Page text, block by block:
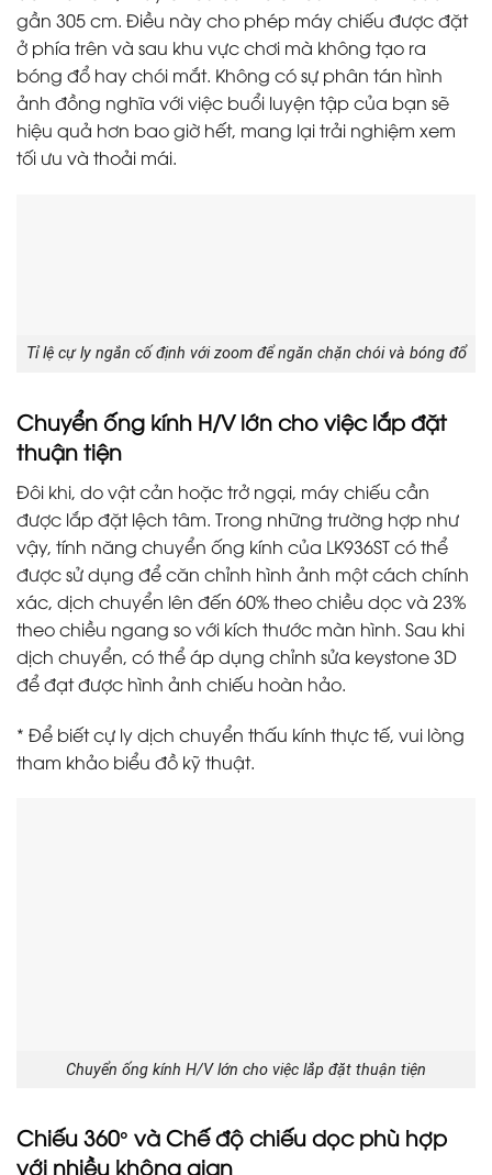
gần 305 cm. Điều này cho phép máy chiếu được đặt
ở phía trên và sau khu vực chơi mà không tạo ra
bóng đổ hay chói mắt. Không có sự phân tán hình
ảnh đồng nghĩa với việc buổi luyện tập của bạn sẽ
hiệu quả hơn bao giờ hết, mang lại trải nghiệm xem
tối ưu và thoải mái.
Tỉ lệ cự ly ngắn cố định với zoom để ngăn chặn chói và bóng đổ
Chuyển ống kính H/V lớn cho việc lắp đặt
thuận tiện
Đôi khi, do vật cản hoặc trở ngại, máy chiếu cần
được lắp đặt lệch tâm. Trong những trường hợp như
vậy, tính năng chuyển ống kính của LK936ST có thể
được sử dụng để căn chỉnh hình ảnh một cách chính
xác, dịch chuyển lên đến 60% theo chiều dọc và 23%
theo chiều ngang so với kích thước màn hình. Sau khi
dịch chuyển, có thể áp dụng chỉnh sửa keystone 3D
để đạt được hình ảnh chiếu hoàn hảo.
* Để biết cự ly dịch chuyển thấu kính thực tế, vui lòng
tham khảo biểu đồ kỹ thuật.
Chuyển ống kính H/V lớn cho việc lắp đặt thuận tiện
Chiếu 360° và Chế độ chiếu dọc phù hợp
với nhiều không gian